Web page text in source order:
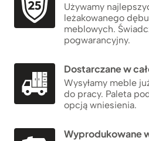
Używamy
leżakowanego
meblowych.
pogwarancyjny.
Dostarczane w
Wysyłamy meble
do pracy. Paleta
opcją wniesienia.
Wyprodukowane